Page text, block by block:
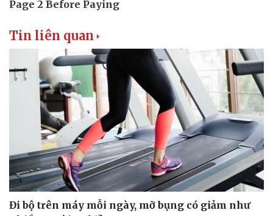
Tin liên quan
Đi bộ trên máy mỗi ngày, mỡ bụng có giảm như